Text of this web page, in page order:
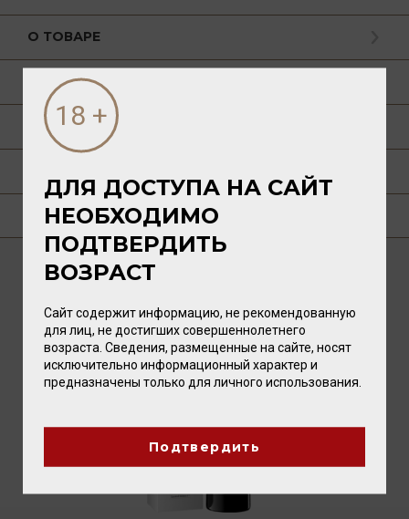
О ТОВАРЕ
ГАСТРОНОМИЯ
РЕЦЕПТЫ
ГДЕ КУПИТЬ?
ДЛЯ ДОСТУПА НА САЙТ
НЕОБХОДИМО
ПОДТВЕРДИТЬ
ВОЗРАСТ
Сайт содержит информацию, не рекомендованную
для лиц, не достигших совершеннолетнего
возраста. Сведения, размещенные на сайте, носят
исключительно информационный характер и
предназначены только для личного использования.
Подтвердить